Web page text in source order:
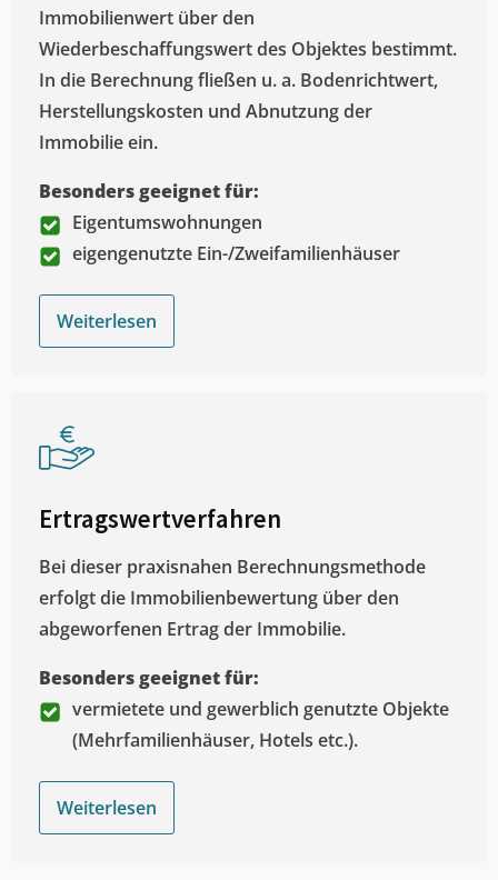
Immobilienwert über den
Wiederbeschaffungswert des Objektes bestimmt.
In die Berechnung fließen u. a. Bodenrichtwert,
Herstellungskosten und Abnutzung der
Immobilie ein.
Besonders geeignet für:
Eigentumswohnungen
eigengenutzte Ein-/Zweifamilienhäuser
Weiterlesen
Ertragswertverfahren
Bei dieser praxisnahen Berechnungsmethode
erfolgt die Immobilienbewertung über den
abgeworfenen Ertrag der Immobilie.
Besonders geeignet für:
vermietete und gewerblich genutzte Objekte
(Mehrfamilienhäuser, Hotels etc.).
Weiterlesen